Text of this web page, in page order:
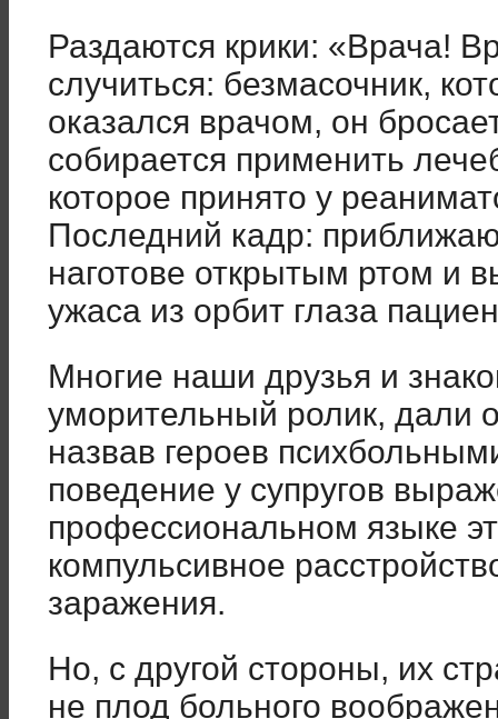
Раздаются крики: «Врача!
случиться: безмасочник,
оказался врачом, он
собирается применить
которое принято у
Последний кадр:
наготове открытым ртом и
ужаса из орбит глаза
Многие наши друзья и
уморительный ролик, дали
назвав героев
поведение у супругов
профессиональном языке
компульсивное
заражения.
Но, с другой стороны, их
не плод больного